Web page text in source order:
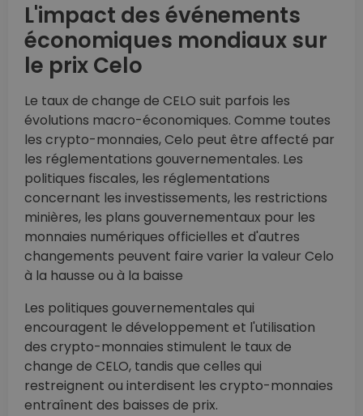
L'impact des événements
économiques mondiaux sur
le prix Celo
Le taux de change de CELO suit parfois les
évolutions macro-économiques. Comme toutes
les crypto-monnaies, Celo peut être affecté par
les réglementations gouvernementales. Les
politiques fiscales, les réglementations
concernant les investissements, les restrictions
minières, les plans gouvernementaux pour les
monnaies numériques officielles et d'autres
changements peuvent faire varier la valeur Celo
à la hausse ou à la baisse
Les politiques gouvernementales qui
encouragent le développement et l'utilisation
des crypto-monnaies stimulent le taux de
change de CELO, tandis que celles qui
restreignent ou interdisent les crypto-monnaies
entraînent des baisses de prix.